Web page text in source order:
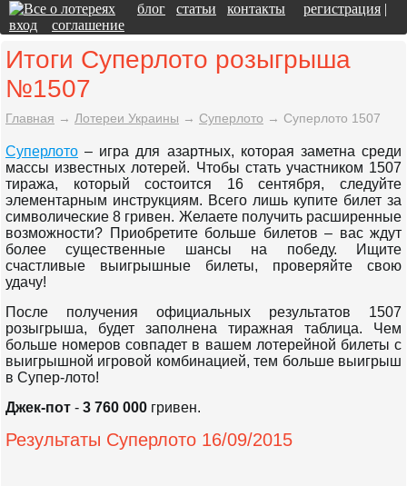
блог статьи контакты регистрация |
вход
соглашение
Итоги Суперлото розыгрыша
№1507
Главная → Лотереи Украины → Суперлото → Суперлото 1507
Суперлото – игра для азартных, которая заметна среди
массы известных лотерей. Чтобы стать участником 1507
тиража, который состоится 16 сентября, следуйте
элементарным инструкциям. Всего лишь купите билет за
символические 8 гривен. Желаете получить расширенные
возможности? Приобретите больше билетов – вас ждут
более существенные шансы на победу. Ищите
счастливые выигрышные билеты, проверяйте свою
удачу!
После получения официальных результатов 1507
розыгрыша, будет заполнена тиражная таблица. Чем
больше номеров совпадет в вашем лотерейной билеты с
выигрышной игровой комбинацией, тем больше выигрыш
в Супер-лото!
Джек-пот - 3 760 000 гривен.
Результаты Суперлото 16/09/2015